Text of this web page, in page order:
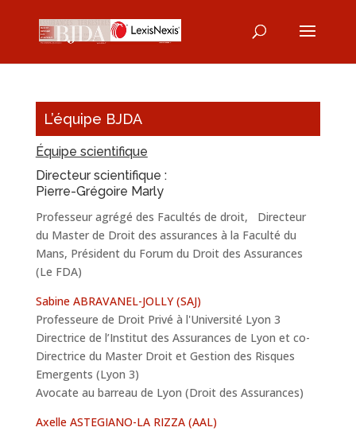
L’équipe BJDA
Équipe scientifique
Directeur scientifique :
Pierre-Grégoire Marly
Professeur agrégé des Facultés de droit, Directeur
du Master de Droit des assurances à la Faculté du
Mans, Président du Forum du Droit des Assurances
(Le FDA)
Sabine ABRAVANEL-JOLLY (SAJ)
Professeure de Droit Privé à l'Université Lyon 3
Directrice de l’Institut des Assurances de Lyon et co-
Directrice du Master Droit et Gestion des Risques
Emergents (Lyon 3)
Avocate au barreau de Lyon (Droit des Assurances)
Axelle ASTEGIANO-LA RIZZA (AAL)